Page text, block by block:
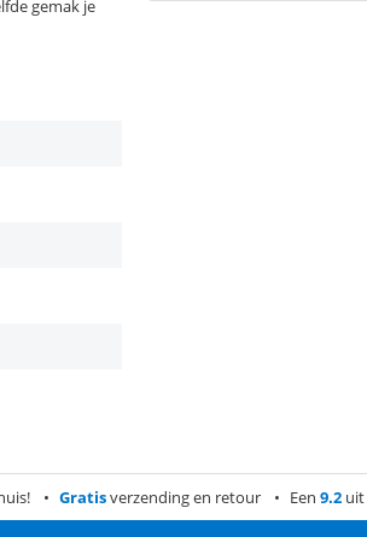
gemak je
Gratisverzending en retour Een 9.2 uit